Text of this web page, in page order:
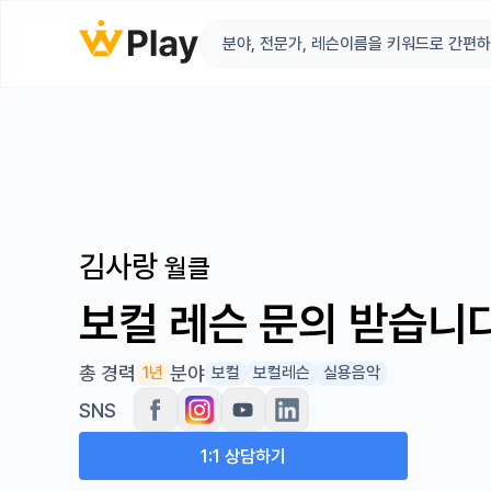
김사랑 월클
보컬 레슨 문의 받습니
총 경력 1년 분야 보컬 보컬레슨 실용음악
SNS
1:1 상담하기